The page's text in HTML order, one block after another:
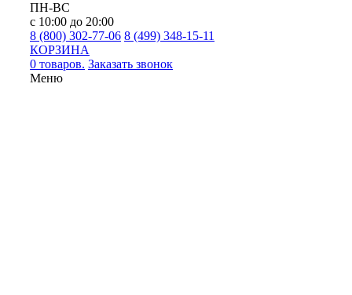
ПН-ВС
с 10:00 до 20:00
8 (800) 302-77-06 8 (499) 348-15-11
КОРЗИНА
0 товаров. Заказать звонок
Меню